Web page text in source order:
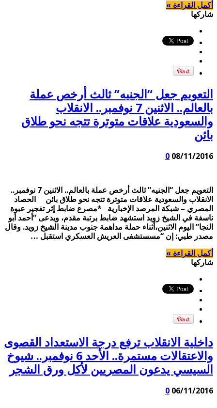
أكمل القراءة »
شاركها
التعويم جعل “الجنيه” ثالث أرخص عملة
بالعالم.. الاثنين 7 نوفمبر.. الانقلاب
والسعودية علاقات متوترة تتجه نحو طلاق
بائن
08/11/2016
0
التعويم جعل “الجنيه” ثالث أرخص عملة بالعالم.. الاثنين 7 نوفمبر..
الانقلاب والسعودية علاقات متوترة تتجه نحو طلاق بائن الحصاد
المصري – شبكة المرصد الإخبارية *مصرع ضابط إثر تفجير عبوة
ناسفة في الشيخ زويد استشهد ضابط برتبة مقدم، ويدعى “أحمد أبو
النجا” اليوم الاثنين،أثناء حملة مداهمة جنوب مدينة الشيخ زويد. وقال
مصدر طبي: إن “مسستشفى العريش العسكري استقبل …
أكمل القراءة »
شاركها
داخلية الانقلاب ترفع درجة الاستعداد القصوى
والاعتقالات مستمرة.. الأحد 6 نوفمبر.. شيوخ
السيسي يدعون المصريين لأكل ورق الشجر
06/11/2016
0